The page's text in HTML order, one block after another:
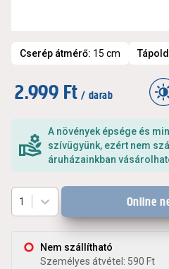
Cserép átmérő: 15 cm
2.999 Ft / darab
A növények épsége és
szívügyünk, ezért nem
áruházainkban
Nem szállítható
Személyes átvétel: 590 Ft
1 Online